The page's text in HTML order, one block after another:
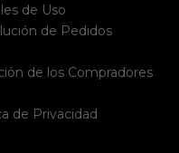
de Uso
de Pedidos
de los Compradores
de Privacidad